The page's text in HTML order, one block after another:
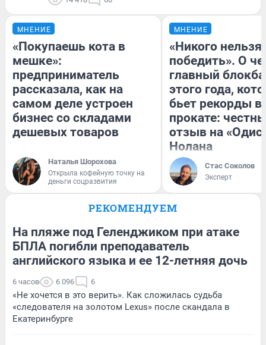
МНЕНИЕ
«Покупаешь кота в
мешке»:
предприниматель
рассказала, как на
самом деле устроен
бизнес со складами
дешевых товаров
Наталья Шорохова
Открыла кофейную точку на
деньги соцразвития
МНЕНИЕ
«Никого нельзя
победить». О
главный
этого года,
бьет рекорды в
прокате:
отзыв на
Нолана
Стас Соколов
Эксперт
РЕКОМЕНДУЕМ
На пляже под Геленджиком при атаке
БПЛА погибли преподаватель
английского языка и ее 12-летняя дочь
6 часов 6 096 6
«Не хочется в это верить». Как сложилась судьба
«следователя на золотом Lexus» после скандала в
Екатеринбурге